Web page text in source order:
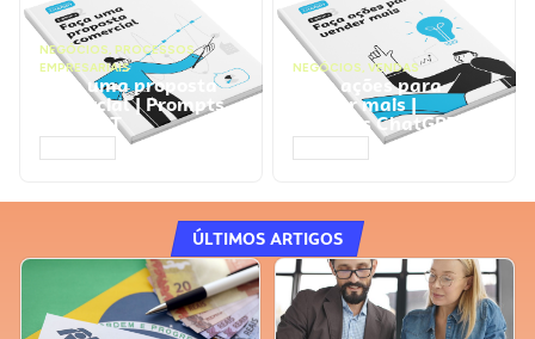
NEGÓCIOS, PROCESSOS
EMPRESARIAIS
Faça uma proposta
comercial | Prompts
ChatGPT
NEGÓCIOS, VENDAS
Faça ações para
vender mais |
Prompts ChatGPT
ÚLTIMOS ARTIGOS